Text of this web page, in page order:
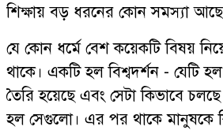
শিক্ষায় বড় ধরনের কোন সমস্যা
যে কোন ধর্মে বেশ কয়েকটি বিষয়
থাকে। একটি হল বিশ্বদর্শন - যেটি
তৈরি হয়েছে এবং সেটা কিভাবে
হল সেগুলো। এর পর থাকে মানুষকে